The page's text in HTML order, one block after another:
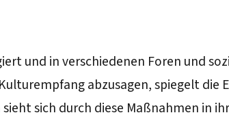
und in verschiedenen Foren und
abzusagen, spiegelt
sich durch diese Maßnahmen in